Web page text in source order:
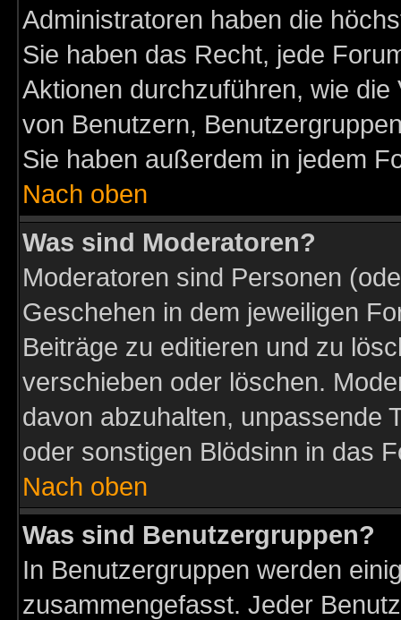
Administratoren haben die
Sie haben das Recht, jede
Aktionen durchzuführen, wie
von Benutzern,
Sie haben außerdem in jedem
Nach oben
Was sind Moderatoren?
Moderatoren sind Personen
Geschehen in dem jeweiligen
Beiträge zu editieren und zu
verschieben oder löschen.
davon abzuhalten, unpassende
oder sonstigen Blödsinn in das
Nach oben
Was sind Benutzergruppen?
In Benutzergruppen werden
zusammengefasst. Jeder